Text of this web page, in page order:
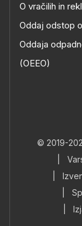
O vračilih in
Oddaj odstop
Oddaja
(OEEO)
© 2019-